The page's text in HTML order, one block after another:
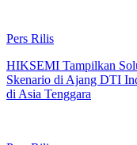
Pers Rilis
HIKSEMI Tampilkan
Skenario di Ajang DTI
di Asia Tenggara